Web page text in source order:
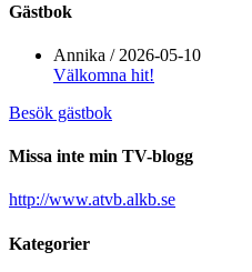
Gästbok
Annika / 2026-05-10
Välkomna hit!
Besök gästbok
Missa inte min TV-blogg
http://www.atvb.alkb.se
Kategorier